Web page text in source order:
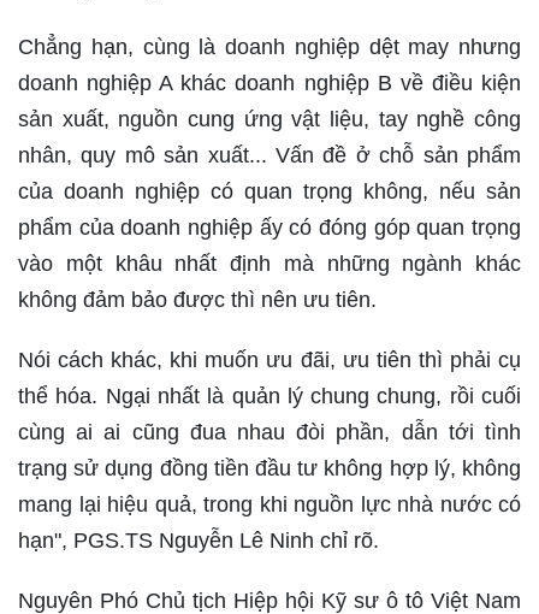
Chẳng hạn, cùng là doanh nghiệp dệt may nhưng
doanh nghiệp A khác doanh nghiệp B về điều kiện
sản xuất, nguồn cung ứng vật liệu, tay nghề công
nhân, quy mô sản xuất... Vấn đề ở chỗ sản phẩm
của doanh nghiệp có quan trọng không, nếu sản
phẩm của doanh nghiệp ấy có đóng góp quan trọng
vào một khâu nhất định mà những ngành khác
không đảm bảo được thì nên ưu tiên.
Nói cách khác, khi muốn ưu đãi, ưu tiên thì phải cụ
thể hóa. Ngại nhất là quản lý chung chung, rồi cuối
cùng ai ai cũng đua nhau đòi phần, dẫn tới tình
trạng sử dụng đồng tiền đầu tư không hợp lý, không
mang lại hiệu quả, trong khi nguồn lực nhà nước có
hạn", PGS.TS Nguyễn Lê Ninh chỉ rõ.
Nguyên Phó Chủ tịch Hiệp hội Kỹ sư ô tô Việt Nam